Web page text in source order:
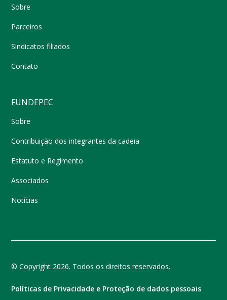
Sobre
Parceiros
Sindicatos filiados
Contato
FUNDEPEC
Sobre
Contribuição dos integrantes da cadeia
Estatuto e Regimento
Associados
Notícias
© Copyright 2026. Todos os direitos reservados.
Políticas de Privacidade e Proteção de dados pessoais